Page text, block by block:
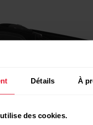
Détails À
des cookies.